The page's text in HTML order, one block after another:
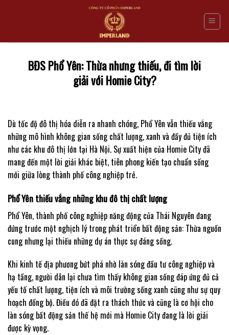
BĐS Phổ Yên: Thừa nhưng thiếu, đi tìm lời
giải với Homie City?
Dù tốc độ đô thị hóa diễn ra nhanh chóng, Phổ Yên vẫn thiếu vắng
những mô hình không gian sống chất lượng, xanh và đầy đủ tiện ích
như các khu đô thị lớn tại Hà Nội. Sự xuất hiện của Homie City đã
mang đến một lời giải khác biệt, tiên phong kiến tạo chuẩn sống
mới giữa lòng thành phố công nghiệp trẻ.
Phổ Yên thiếu vắng những khu đô thị chất lượng
Phổ Yên, thành phố công nghiệp năng động của Thái Nguyên đang
đứng trước một nghịch lý trong phát triển bất động sản: Thừa nguồn
cung nhưng lại thiếu những dự án thực sự đáng sống.
Khi kinh tế địa phương bứt phá nhờ làn sóng đầu tư công nghiệp và
hạ tầng, người dân lại chưa tìm thấy không gian sống đáp ứng đủ cả
yếu tố chất lượng, tiện ích và môi trường sống xanh cũng như sự quy
hoạch đồng bộ. Điều đó đã đặt ra thách thức và cũng là cơ hội cho
làn sóng bất động sản thế hệ mới mà Homie City đang là lời giải
được kỳ vọng.